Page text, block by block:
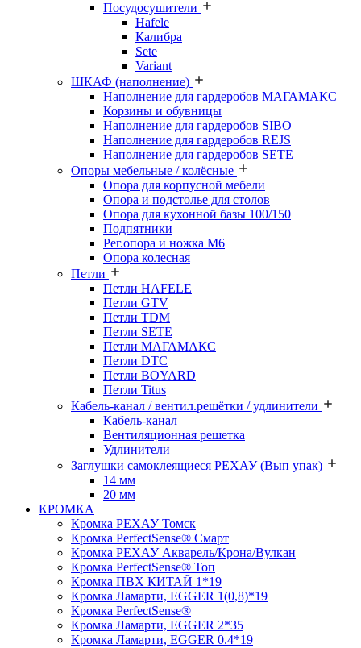
Посудосушители
Hafele
Калибра
Sete
Variant
ШКАФ (наполнение)
Наполнение для гардеробов МАГАМАКС
Корзины и обувницы
Наполнение для гардеробов SIBO
Наполнение для гардеробов REJS
Наполнение для гардеробов SETE
Опоры мебельные / колёсные
Опора для корпусной мебели
Опора и подстолье для столов
Опора для кухонной базы 100/150
Подпятники
Рег.опора и ножка М6
Опора колесная
Петли
Петли HAFELE
Петли GTV
Петли TDM
Петли SETE
Петли МАГАМАКС
Петли DTC
Петли BOYARD
Петли Titus
Кабель-канал / вентил.решётки / удлинители
Кабель-канал
Вентиляционная решетка
Удлинители
Заглушки самоклеящиеся РЕХАУ (Вып упак)
14 мм
20 мм
КРОМКА
Кромка PЕХАУ Томск
Кромка PerfectSense® Смарт
Кромка PЕХАУ Акварель/Крона/Вулкан
Кромка PerfectSense® Топ
Кромка ПВХ КИТАЙ 1*19
Кромка Ламарти, EGGER 1(0,8)*19
Кромка PerfectSense®
Кромка Ламарти, EGGER 2*35
Кромка Ламарти, EGGER 0.4*19